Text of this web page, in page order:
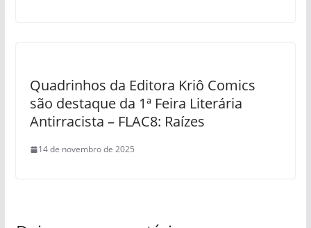
Quadrinhos da Editora Kriô Comics
são destaque da 1ª Feira Literária
Antirracista – FLAC8: Raízes
14 de novembro de 2025